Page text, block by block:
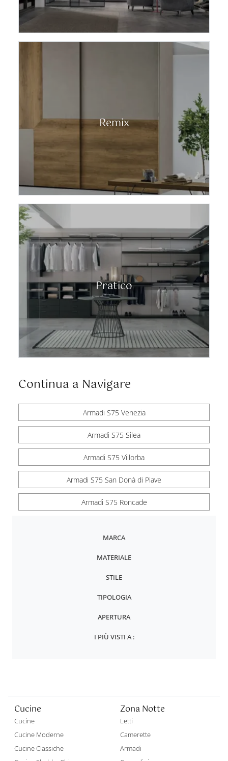
Remix
Pratico
Continua a Navigare
Armadi S75 Venezia
Armadi S75 Silea
Armadi S75 Villorba
Armadi S75 San Donà di Piave
Armadi S75 Roncade
MARCA
MATERIALE
STILE
TIPOLOGIA
APERTURA
I PIÙ VISTI A :
Cucine
Cucine
Cucine Moderne
Cucine Classiche
Zona Notte
Letti
Camerette
Armadi